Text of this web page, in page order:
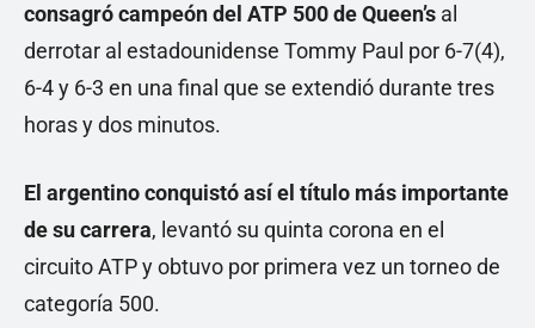
consagró campeón del ATP 500 de Queen’s al
derrotar al estadounidense Tommy Paul por 6-7(4),
6-4 y 6-3 en una final que se extendió durante tres
horas y dos minutos.
El argentino conquistó así el título más importante
de su carrera, levantó su quinta corona en el
circuito ATP y obtuvo por primera vez un torneo de
categoría 500.